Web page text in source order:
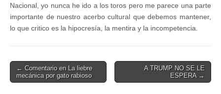
Nacional, yo nunca he ido a los toros pero me parece una parte
importante de nuestro acerbo cultural que debemos mantener,
lo que critico es la hipocresía, la mentira y la incompetencia.
Post
navigation
← Comentario en La liebre
mecánica por gato rabioso
A TRUMP NO SE LE
ESPERA →